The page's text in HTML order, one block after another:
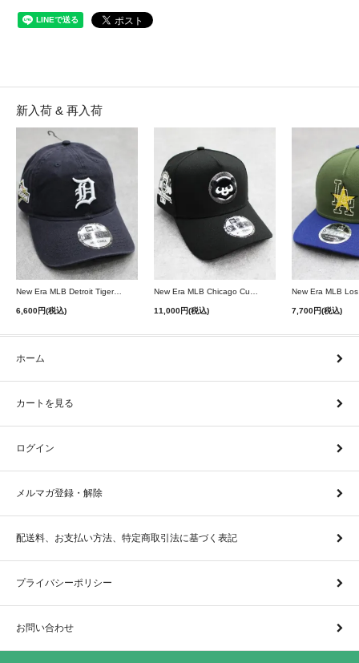
新入荷 & 再入荷
New Era MLB Detroit Tigers Postseason 9Twenty Strapback Cap - Navy
6,600円(税込) 11,000円(税込) 7,700円(税込)
ホーム
カートを見る
ログイン
メルマガ登録・解除
配送料、お支払い方法、特定商取引法に基づく表記
プライバシーポリシー
お問い合わせ